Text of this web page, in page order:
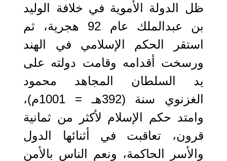
ظل الدولة الأموية في خلافة الوليد
بن عبدالملك عام 92 هجرية، ثم
استقر الحكم الإسلامي في الهند
ورسخت أقدامه وقامت دولته على
يد السلطان المجاهد محمود
الغزنوي سنة (392هـ = 1001م)،
وامتد حكم الإسلام لأكثر من ثمانية
قرون، تعاقبت في أثنائها الدول
والأسر الحاكمة، ونعم الناس بالأمن